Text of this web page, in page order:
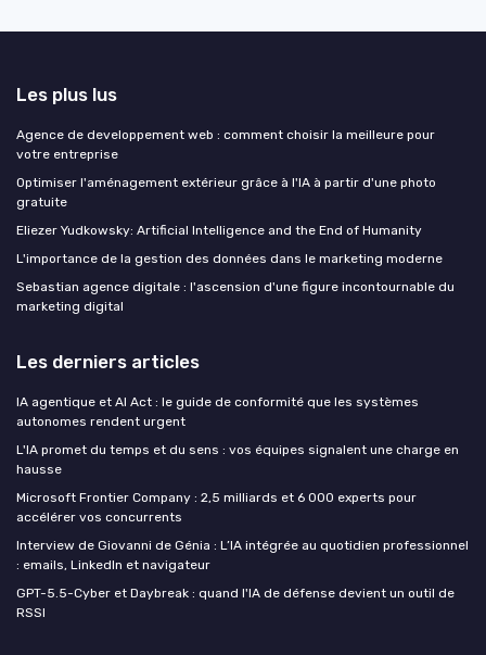
Les plus lus
Agence de developpement web : comment choisir la meilleure pour
votre entreprise
Optimiser l'aménagement extérieur grâce à l'IA à partir d'une photo
gratuite
Eliezer Yudkowsky: Artificial Intelligence and the End of Humanity
L'importance de la gestion des données dans le marketing moderne
Sebastian agence digitale : l'ascension d'une figure incontournable du
marketing digital
Les derniers articles
IA agentique et AI Act : le guide de conformité que les systèmes
autonomes rendent urgent
L'IA promet du temps et du sens : vos équipes signalent une charge en
hausse
Microsoft Frontier Company : 2,5 milliards et 6 000 experts pour
accélérer vos concurrents
Interview de Giovanni de Génia : L’IA intégrée au quotidien professionnel
: emails, LinkedIn et navigateur
GPT-5.5-Cyber et Daybreak : quand l'IA de défense devient un outil de
RSSI